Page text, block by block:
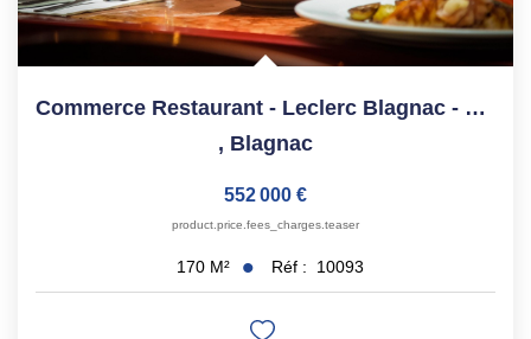
Commerce Restaurant - Leclerc Blagnac - 250 M²
, Blagnac
552 000 €
product.price.fees_charges.teaser
170 M² Réf : 10093